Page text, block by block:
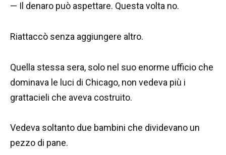
— Il denaro può aspettare. Questa volta no.
Riattaccò senza aggiungere altro.
Quella stessa sera, solo nel suo enorme ufficio che
dominava le luci di Chicago, non vedeva più i
grattacieli che aveva costruito.
Vedeva soltanto due bambini che dividevano un
pezzo di pane.